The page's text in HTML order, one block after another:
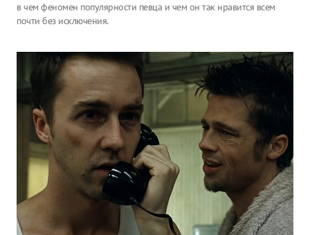
в чем феномен популярности певца и чем он так нравится всем
почти без исключения.